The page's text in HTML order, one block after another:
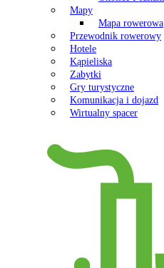
Mapy
Mapa rowerowa
Przewodnik rowerowy
Hotele
Kąpieliska
Zabytki
Gry turystyczne
Komunikacja i dojazd
Wirtualny spacer